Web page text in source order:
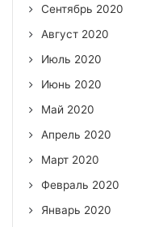
Сентябрь 2020
Август 2020
Июль 2020
Июнь 2020
Май 2020
Апрель 2020
Март 2020
Февраль 2020
Январь 2020